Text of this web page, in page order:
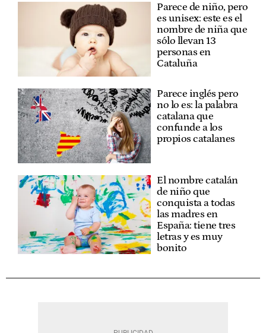
Parece de niño, pero
es unisex: este es el
nombre de niña que
sólo llevan 13
personas en
Cataluña
Parece inglés pero
no lo es: la palabra
catalana que
confunde a los
propios catalanes
El nombre catalán
de niño que
conquista a todas
las madres en
España: tiene tres
letras y es muy
bonito